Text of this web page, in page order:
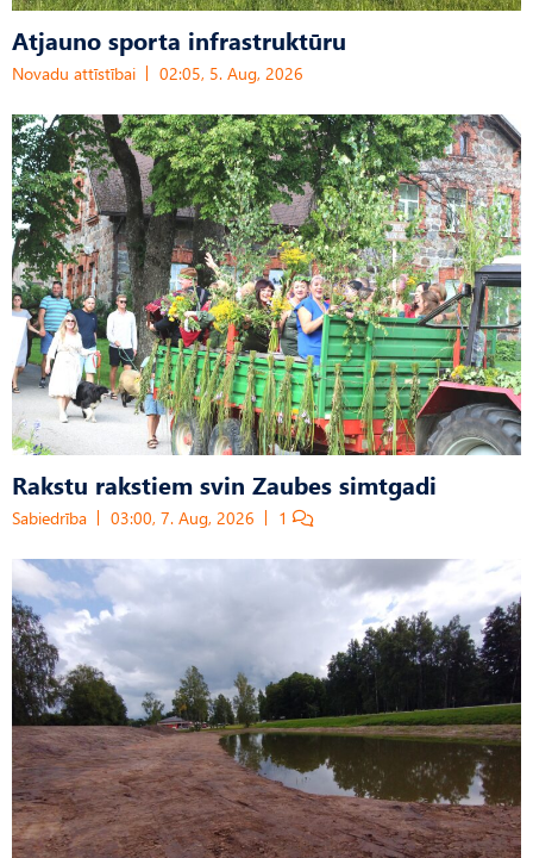
Atjauno sporta infrastruktūru
Novadu attīstībai 02:05, 5. Aug, 2026
Rakstu rakstiem svin Zaubes simtgadi
Sabiedrība 03:00, 7. Aug, 2026 1